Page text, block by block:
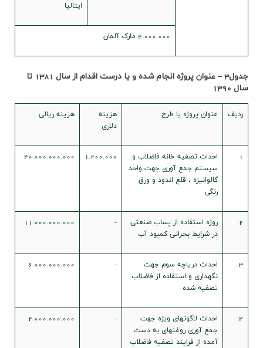
ايتاليا
4.000.000 مارک آلمان
جدول3 – عنوان پروژه انجام شده و یا درست اقدام از سال 1381 تا
سال 1390
رديف عنوان پروژه يا طرح
هزينه
دلاري
هزينه ريالي
1.
احداث تصفیه خانه فاضلاب و
سیستم جمع آوری جهت واحد
گالوانیزه ، قلع اندود و ورق
رنگی
1.200.000
40.000.000.000
2.
روژه استفاده از پساب صنعتی
در شرایط بحرانی کمبود آب
-
11.000.000.000
3.
احداث دریاچه سوم جهت
نگهداری و استفاده از فاضلاب
تصفیه شده
-
6.000.000.000
4.
احداث لاگونهای ویژه جهت
جمع آوری روغنهای به دست
آمده از فرایند تصفیه فاضلاب
-
2.000.000.000